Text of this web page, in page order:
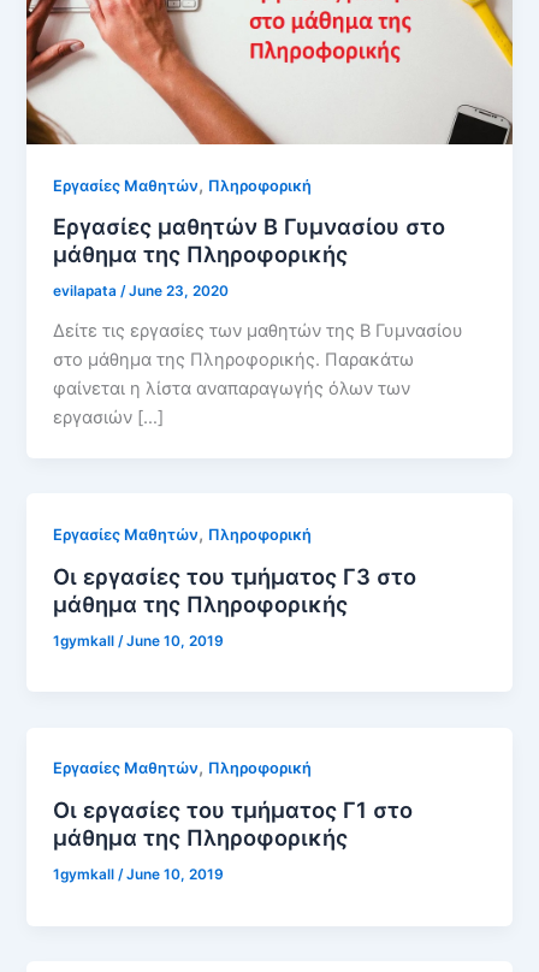
Εργασίες Μαθητών, Πληροφορική
Εργασίες μαθητών Β Γυμνασίου στο
μάθημα της Πληροφορικής
evilapata/June 23, 2020
Δείτε τις εργασίες των μαθητών της Β Γυμνασίου
στο μάθημα της Πληροφορικής. Παρακάτω
φαίνεται η λίστα αναπαραγωγής όλων των
εργασιών […]
Εργασίες Μαθητών, Πληροφορική
Οι εργασίες του τμήματος Γ3 στο
μάθημα της Πληροφορικής
1gymkall /June 10, 2019
Εργασίες Μαθητών, Πληροφορική
Οι εργασίες του τμήματος Γ1 στο
μάθημα της Πληροφορικής
1gymkall/June 10, 2019